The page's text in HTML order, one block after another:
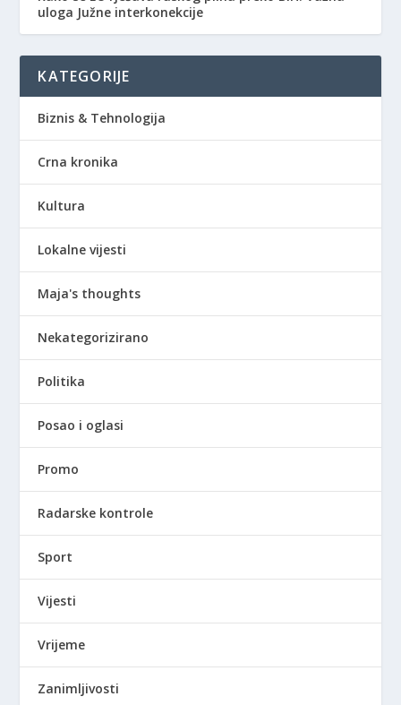
uloga Južne interkonekcije
KATEGORIJE
Biznis & Tehnologija
Crna kronika
Kultura
Lokalne vijesti
Maja's thoughts
Nekategorizirano
Politika
Posao i oglasi
Promo
Radarske kontrole
Sport
Vijesti
Vrijeme
Zanimljivosti